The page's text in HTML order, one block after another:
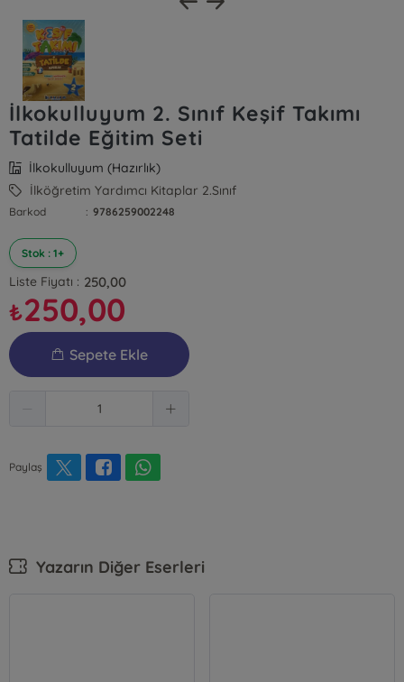
İlkokulluyum 2. Sınıf Keşif Takımı
Tatilde Eğitim Seti
İlkokulluyum (Hazırlık)
İlköğretim Yardımcı Kitaplar 2.Sınıf
Barkod : 9786259002248
Stok : 1+
Liste Fiyatı : 250,00
₺250,00
Sepete Ekle
Paylaş
Yazarın Diğer Eserleri